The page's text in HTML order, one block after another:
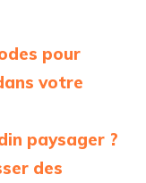
pour
votre
paysager ?
des